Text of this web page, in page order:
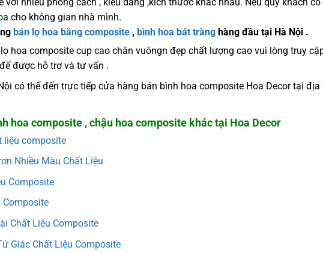
với nhiều phong cách , kiểu dáng ,kích thước khác nhau. Nếu quý khách
cho không gian nhà mình.
bán lọ hoa bằng composite , bình hoa bát tràng hàng đầu tại Hà Nội .
hoa composite cup cao chân vuôngn đẹp chất lượng cao vui lòng truy
được hỗ trợ và tư vấn .
có thể đến trực tiếp cửa hàng bán bình hoa composite Hoa Decor tại
hoa composite , chậu hoa composite khác tại Hoa Decor
liệu composite
Nhiều Màu Chất Liệu
Composite
Composite
Chất Liệu Composite
Giác Chất Liệu Composite